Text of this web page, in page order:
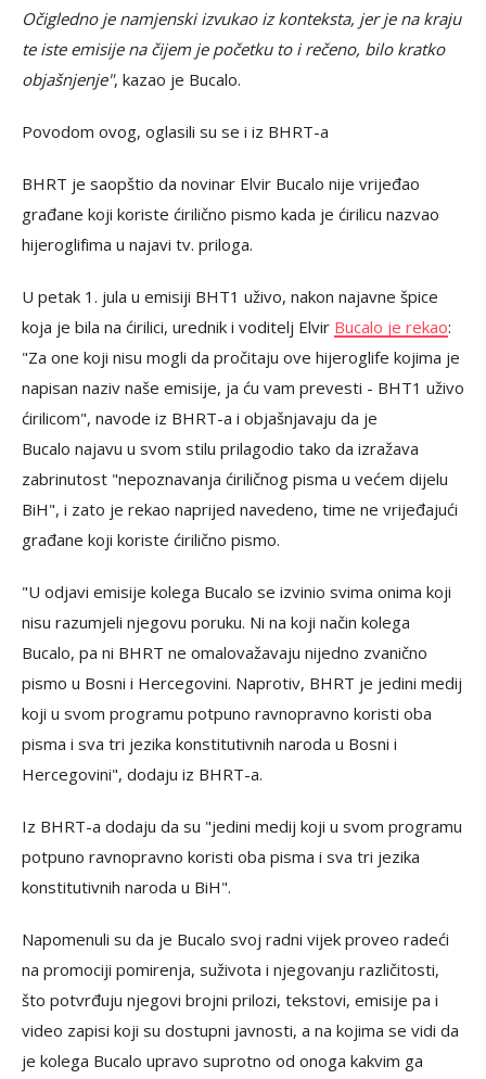
Očigledno je namjenski izvukao iz konteksta, jer je na kraju
te iste emisije na čijem je početku to i rečeno, bilo kratko
objašnjenje", kazao je Bucalo.
Povodom ovog, oglasili su se i iz BHRT-a
BHRT je saopštio da novinar Elvir Bucalo nije vrijeđao
građane koji koriste ćirilično pismo kada je ćirilicu nazvao
hijeroglifima u najavi tv. priloga.
U petak 1. jula u emisiji BHT1 uživo, nakon najavne špice
koja je bila na ćirilici, urednik i voditelj Elvir Bucalo je rekao:
"Za one koji nisu mogli da pročitaju ove hijeroglife kojima je
napisan naziv naše emisije, ja ću vam prevesti - BHT1 uživo
ćirilicom", navode iz BHRT-a i objašnjavaju da je
Bucalo najavu u svom stilu prilagodio tako da izražava
zabrinutost "nepoznavanja ćiriličnog pisma u većem dijelu
BiH", i zato je rekao naprijed navedeno, time ne vrijeđajući
građane koji koriste ćirilično pismo.
"U odjavi emisije kolega Bucalo se izvinio svima onima koji
nisu razumjeli njegovu poruku. Ni na koji način kolega
Bucalo, pa ni BHRT ne omalovažavaju nijedno zvanično
pismo u Bosni i Hercegovini. Naprotiv, BHRT je jedini medij
koji u svom programu potpuno ravnopravno koristi oba
pisma i sva tri jezika konstitutivnih naroda u Bosni i
Hercegovini", dodaju iz BHRT-a.
Iz BHRT-a dodaju da su "jedini medij koji u svom programu
potpuno ravnopravno koristi oba pisma i sva tri jezika
konstitutivnih naroda u BiH".
Napomenuli su da je Bucalo svoj radni vijek proveo radeći
na promociji pomirenja, suživota i njegovanju različitosti,
što potvrđuju njegovi brojni prilozi, tekstovi, emisije pa i
video zapisi koji su dostupni javnosti, a na kojima se vidi da
je kolega Bucalo upravo suprotno od onoga kakvim ga